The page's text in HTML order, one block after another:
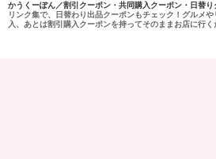
かうくーぽん／割引クーポン・共同購入クーポン・日替
リンク集で、日替わり出品クーポンもチェック！グルメ
入、あとは割引購入クーポンを持ってそのままお店に行く